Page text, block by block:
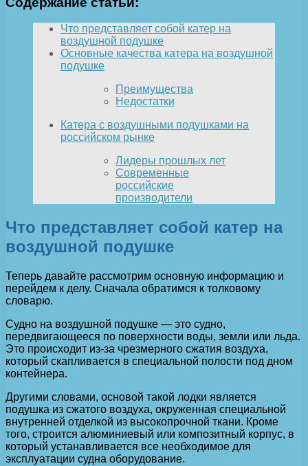
Что представляет собой катер на
воздушной подушке
Основные качества катера на воздушной
подушке
Преимущества
Недостатки
Катера с воздушными подушками на
российском рынке
Лидеры прошлых лет
Современные
российские
производители
Что представляет собой катер на
воздушной подушке
Теперь давайте рассмотрим основную информацию и
перейдем к делу. Сначала обратимся к толковому
словарю.
Судно на воздушной подушке — это судно,
передвигающееся по поверхности воды, земли или льда.
Это происходит из-за чрезмерного сжатия воздуха,
который скапливается в специальной полости под дном
контейнера.
Другими словами, основой такой лодки является
подушка из сжатого воздуха, окруженная специальной
внутренней отделкой из высокопрочной ткани. Кроме
того, строится алюминиевый или композитный корпус, в
который устанавливается все необходимое для
эксплуатации судна оборудование.